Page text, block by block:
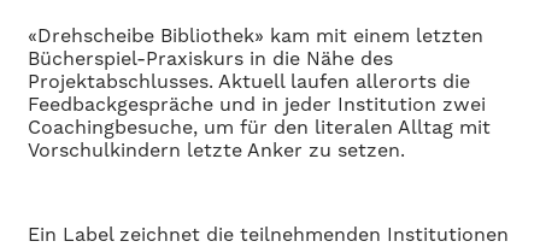
«Drehscheibe Bibliothek» kam mit einem letzten
Bücherspiel-Praxiskurs in die Nähe des
Projektabschlusses. Aktuell laufen allerorts die
Feedbackgespräche und in jeder Institution zwei
Coachingbesuche, um für den literalen Alltag mit
Vorschulkindern letzte Anker zu setzen.
Ein Label zeichnet die teilnehmenden Institutionen